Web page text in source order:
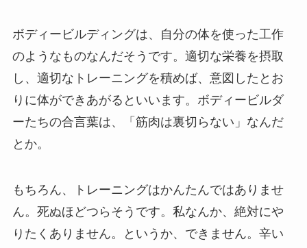
ボディービルディングは、自分の体を使った工作
のようなものなんだそうです。適切な栄養を摂取
し、適切なトレーニングを積めば、意図したとお
りに体ができあがるといいます。ボディービルダ
ーたちの合言葉は、「筋肉は裏切らない」なんだ
とか。
もちろん、トレーニングはかんたんではありませ
ん。死ぬほどつらそうです。私なんか、絶対にや
りたくありません。というか、できません。辛い